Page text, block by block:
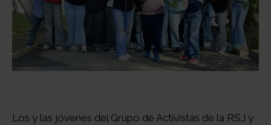
Los y las jóvenes del Grupo de Activistas de la RSJ y